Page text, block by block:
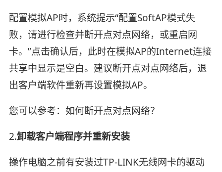
配置模拟AP时，系统提示“配置SoftAP模式失
败，请进行检查并断开点对点网络，或重启网
卡。”点击确认后，此时在模拟AP的Internet连接
共享中显示是空白。建议断开点对点网络后，退
出客户端软件重新再设置模拟AP。
您可以参考：如何断开点对点网络？
2.卸载客户端程序并重新安装
操作电脑之前有安装过TP-LINK无线网卡的驱动